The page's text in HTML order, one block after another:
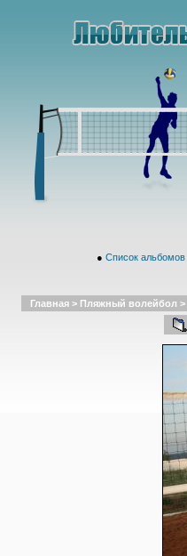
● Список альбомов
Главная > Пляжный волейбол >